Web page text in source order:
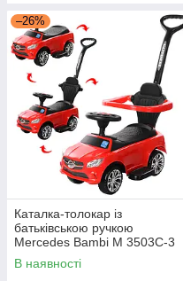
–26%
Каталка-толокар із
батьківською ручкою
Mercedes Bambi M 3503C-3
Червоний | Каталка-толокар з
батьківською ручкою
В наявності